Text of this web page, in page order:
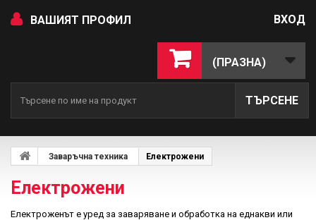
ВАШИЯТ ПРОФИЛ ВХОД
(ПРАЗНА)
ТЪРСЕНЕ
Заваръчна техника Електрожени
Електрожени
Електроженът е уред за заваряване и обработка на еднакви или